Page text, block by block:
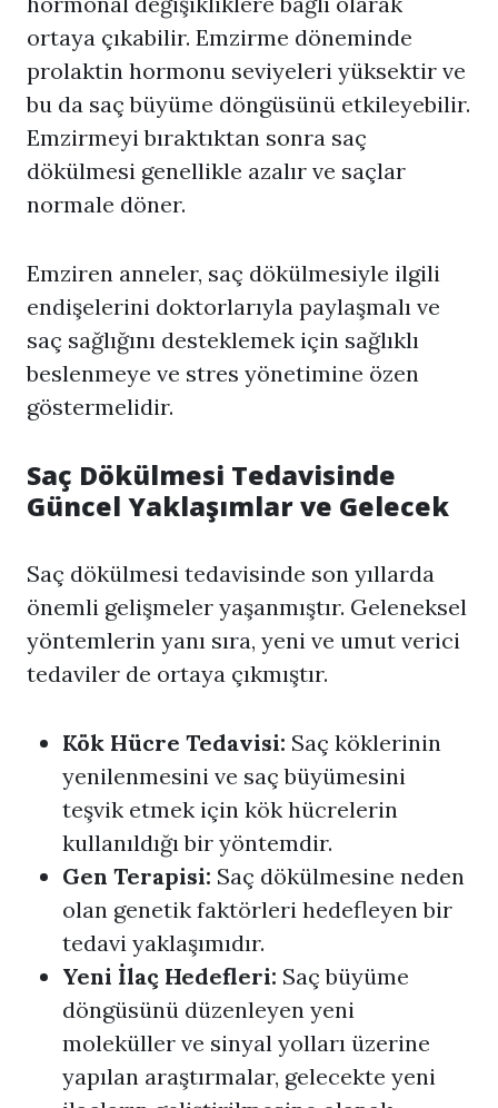
ortaya çıkabilir. Emzirme döneminde
prolaktin hormonu seviyeleri yüksektir ve
bu da saç büyüme döngüsünü etkileyebilir.
Emzirmeyi bıraktıktan sonra saç
dökülmesi genellikle azalır ve saçlar
normale döner.
Emziren anneler, saç dökülmesiyle ilgili
endişelerini doktorlarıyla paylaşmalı ve
saç sağlığını desteklemek için sağlıklı
beslenmeye ve stres yönetimine özen
göstermelidir.
Saç Dökülmesi Tedavisinde
Güncel Yaklaşımlar ve Gelecek
Saç dökülmesi tedavisinde son yıllarda
önemli gelişmeler yaşanmıştır. Geleneksel
yöntemlerin yanı sıra, yeni ve umut verici
tedaviler de ortaya çıkmıştır.
Kök Hücre Tedavisi: Saç köklerinin
yenilenmesini ve saç büyümesini
teşvik etmek için kök hücrelerin
kullanıldığı bir yöntemdir.
Gen Terapisi: Saç dökülmesine neden
olan genetik faktörleri hedefleyen bir
tedavi yaklaşımıdır.
Yeni İlaç Hedefleri: Saç büyüme
döngüsünü düzenleyen yeni
moleküller ve sinyal yolları üzerine
yapılan araştırmalar, gelecekte yeni